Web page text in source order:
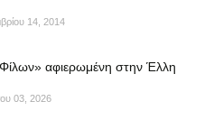
14, 2014
αφιερωμένη στην Έλλη
03, 2026